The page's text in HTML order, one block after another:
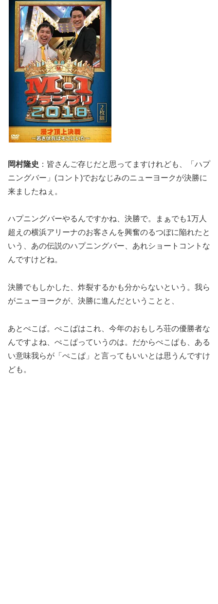
岡村隆史 ：皆さんご存じだと思ってますけれども、「ハプ
ニングバー」(コント)でおなじみのニューヨークが決勝に
来ましたねぇ。
ハプニングバーやるんですかね、決勝で。まぁでも1万人
超えの横浜アリーナのお客さんを興奮のるつぼに陥れたと
いう、あの伝説のハプニングバー、あれショートコントな
んですけどね。
決勝でもしかした、炸裂するかも分からないという。我ら
がニューヨークが、決勝に進んだということと、
あとぺこぱ。ぺこばはこれ、今年のおもしろ荘の優勝者な
んですよね、ぺこぱっていうのは。だからぺこぱも、ある
い意味我らが「ぺこぱ」と言ってもいいとは思うんですけ
ども。